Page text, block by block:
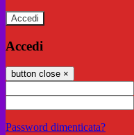
Accedi
Accedi
button close ×
Password dimenticata?